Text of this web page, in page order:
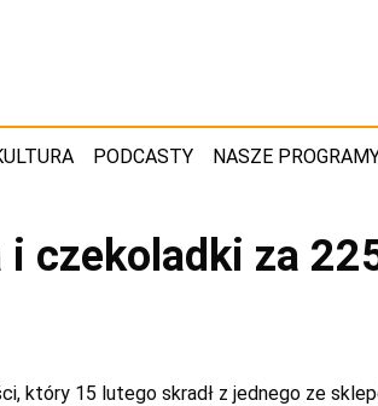
PODCASTY NASZE
czekoladki za
który 15 lutego skradł z jednego ze